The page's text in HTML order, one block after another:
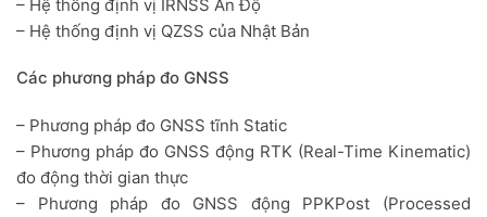
– Hệ thống định vị IRNSS Ấn Độ
– Hệ thống định vị QZSS của Nhật Bản
Các phương pháp đo GNSS
– Phương pháp đo GNSS tĩnh Static
– Phương pháp đo GNSS động RTK (Real-Time Kinematic)
đo động thời gian thực
– Phương pháp đo GNSS động PPKPost (Processed